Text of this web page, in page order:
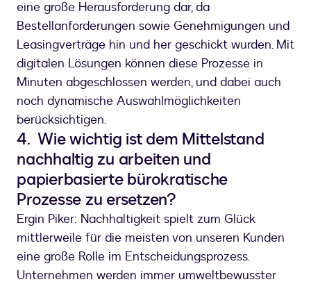
eine große Herausforderung dar, da
Bestellanforderungen sowie Genehmigungen und
Leasingverträge hin und her geschickt wurden. Mit
digitalen Lösungen können diese Prozesse in
Minuten abgeschlossen werden, und dabei auch
noch dynamische Auswahlmöglichkeiten
berücksichtigen.
4. Wie wichtig ist dem Mittelstand
nachhaltig zu arbeiten und
papierbasierte bürokratische
Prozesse zu ersetzen?
Ergin Piker: Nachhaltigkeit spielt zum Glück
mittlerweile für die meisten von unseren Kunden
eine große Rolle im Entscheidungsprozess.
Unternehmen werden immer umweltbewusster